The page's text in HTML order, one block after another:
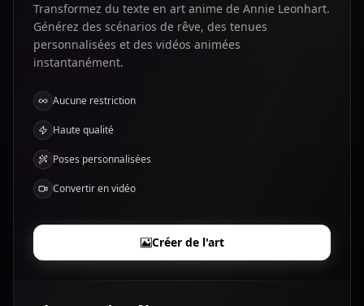
Transformez du texte en art anime de Annie Leonhart.
Générez des scénarios de rêve, des tenues
personnalisées et des vidéos animées
instantanément.
Aucune restriction
Haute qualité
Poses personnalisées
Convertir en vidéo
Créer de l'art